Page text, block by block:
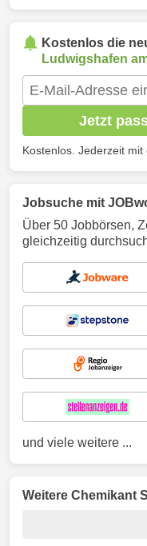
Kostenlos die
Ludwigshafen
Jetzt
Kostenlos. Jederzeit mit
Jobsuche mit
Über 50 Jobbörsen,
gleichzeitig
und viele weitere ...
Weitere Chemikant